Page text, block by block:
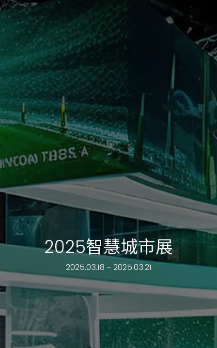
2025智慧城市展
2025.03.18 ~ 2025.03.21